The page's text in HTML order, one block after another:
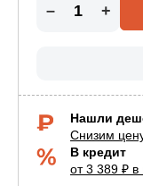
В кредит
от 3 389 ₽
Нашли
Снизим
– +